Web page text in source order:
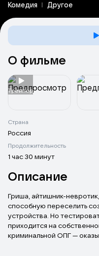
Комедия Другое
О фильме
Tрейлер
Страна
Россия
Продолжительность
1 час 30 минут
Описание
Гриша, айтишник-
способную переселить
устройства. Но
приходится на
криминальной ОПГ —